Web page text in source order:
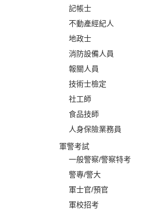
記帳士
不動產經紀人
地政士
消防設備人員
報關人員
技術士檢定
社工師
食品技師
人身保險業務員
軍警考試
一般警察/警察特考
警專/警大
軍士官/預官
軍校招考